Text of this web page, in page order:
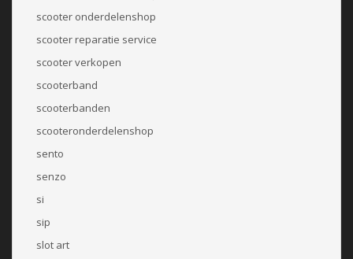
scooter onderdelenshop
scooter reparatie service
scooter verkopen
scooterband
scooterbanden
scooteronderdelenshop
sento
senzo
si
sip
slot art